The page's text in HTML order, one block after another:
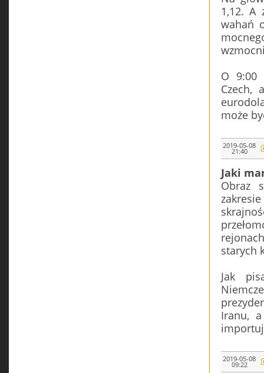
1,12. A
wahań
O 9:00
Czech,
może
2019-05-08
21:40
Jaki
Obraz
starych
Jak
Iranu,
2019-05-08
09:22